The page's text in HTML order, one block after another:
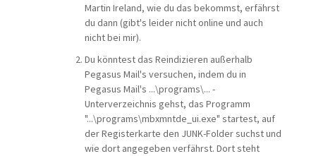
Martin Ireland, wie du das bekommst, erfährst
du dann (gibt's leider nicht online und auch
nicht bei mir).
Du könntest das Reindizieren außerhalb
Pegasus Mail's versuchen, indem du in
Pegasus Mail's ...\programs\... -
Unterverzeichnis gehst, das Programm
"...\programs\mbxmntde_ui.exe" startest, auf
der Registerkarte den JUNK-Folder suchst und
wie dort angegeben verfährst. Dort steht